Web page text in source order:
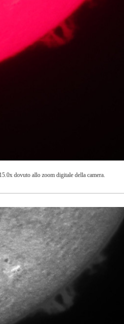
dovuto allo zoom digitale della camera.